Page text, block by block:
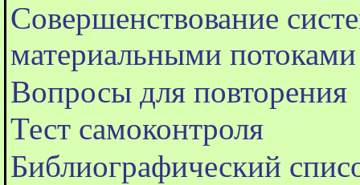
Совершенствование
материальными потоками
Вопросы для повторения
Тест самоконтроля
Библиографический